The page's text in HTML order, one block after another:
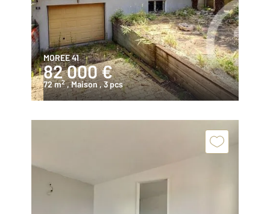
MOREE 41
82 000 €
72 m2 , Maison, 3 pcs